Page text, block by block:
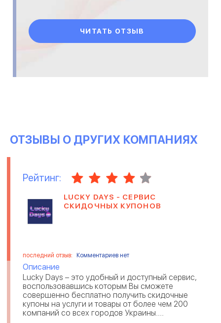
ЧИТАТЬ ОТЗЫВ
ОТЗЫВЫ О ДРУГИХ КОМПАНИЯХ
Рейтинг:
LUCKY DAYS - СЕРВИС
СКИДОЧНЫХ КУПОНОВ
последний отзыв: Комментариев нет
Описание
Lucky Days – это удобный и доступный сервис,
воспользовавшись которым Вы сможете
совершенно бесплатно получить скидочные
купоны на услуги и товары от более чем 200
компаний со всех городов Украины....